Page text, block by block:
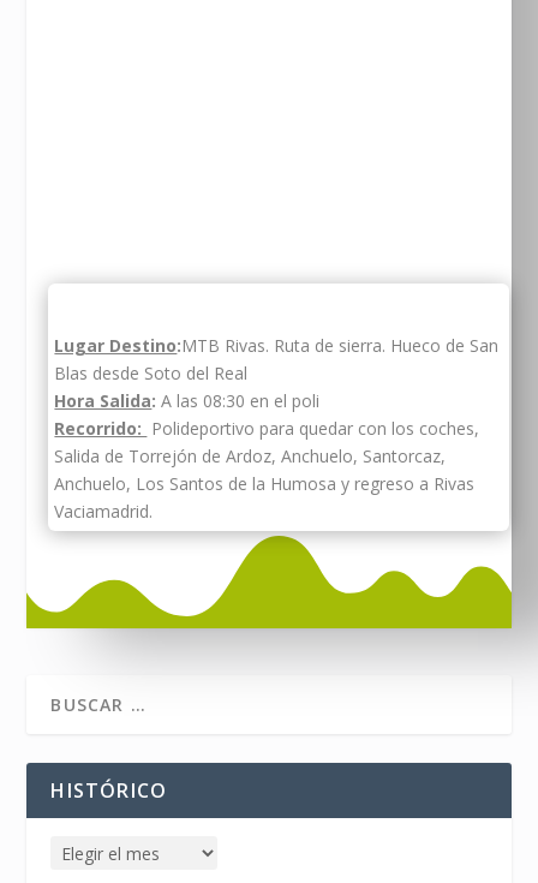
Lugar Destino:MTB Rivas. Ruta de sierra. Hueco de San
Blas desde Soto del Real
Hora Salida: A las 08:30 en el poli
Recorrido: Polideportivo para quedar con los coches,
Salida de Torrejón de Ardoz, Anchuelo, Santorcaz,
Anchuelo, Los Santos de la Humosa y regreso a Rivas
Vaciamadrid.
HISTÓRICO